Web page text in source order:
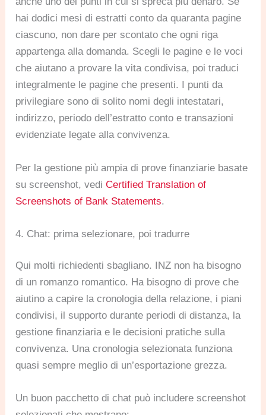
hai dodici mesi di estratti conto da quaranta pagine
ciascuno, non dare per scontato che ogni riga
appartenga alla domanda. Scegli le pagine e le voci
che aiutano a provare la vita condivisa, poi traduci
integralmente le pagine che presenti. I punti da
privilegiare sono di solito nomi degli intestatari,
indirizzo, periodo dell’estratto conto e transazioni
evidenziate legate alla convivenza.
Per la gestione più ampia di prove finanziarie basate
su screenshot, vediCertified Translation of
Screenshots of Bank Statements.
4. Chat: prima selezionare, poi tradurre
Qui molti richiedenti sbagliano. INZ non ha bisogno
di un romanzo romantico. Ha bisogno di prove che
aiutino a capire la cronologia della relazione, i piani
condivisi, il supporto durante periodi di distanza, la
gestione finanziaria e le decisioni pratiche sulla
convivenza. Una cronologia selezionata funziona
quasi sempre meglio di un’esportazione grezza.
Un buon pacchetto di chat può includere screenshot